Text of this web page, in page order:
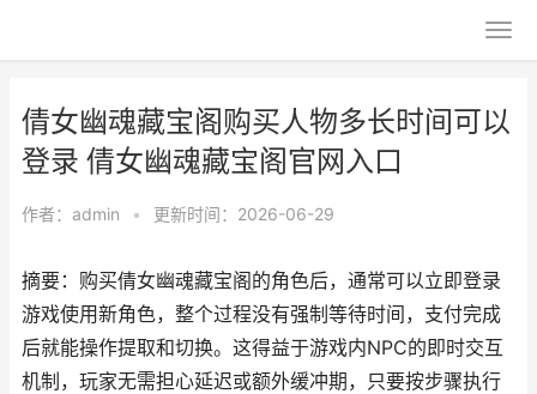
倩女幽魂藏宝阁购买人物多长时间可以
登录 倩女幽魂藏宝阁官网入口
作者： admin • 更新时间：2026-06-29
摘要：购买倩女幽魂藏宝阁的角色后，通常可以立即登录
游戏使用新角色，整个过程没有强制等待时间，支付完成
后就能操作提取和切换。这得益于游戏内NPC的即时交互
机制，玩家无需担心延迟或额外缓冲期，只要按步骤执行